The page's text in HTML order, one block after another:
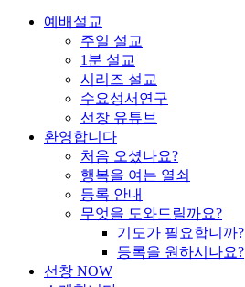
예배설교
주일 설교
1분 설교
시리즈 설교
수요성서연구
선창 유튜브
환영합니다
처음 오셨나요?
행복을 여는 열쇠
등록 안내
무엇을 도와드릴까요?
기도가 필요합니까?
등록을 원하시나요?
선창 NOW